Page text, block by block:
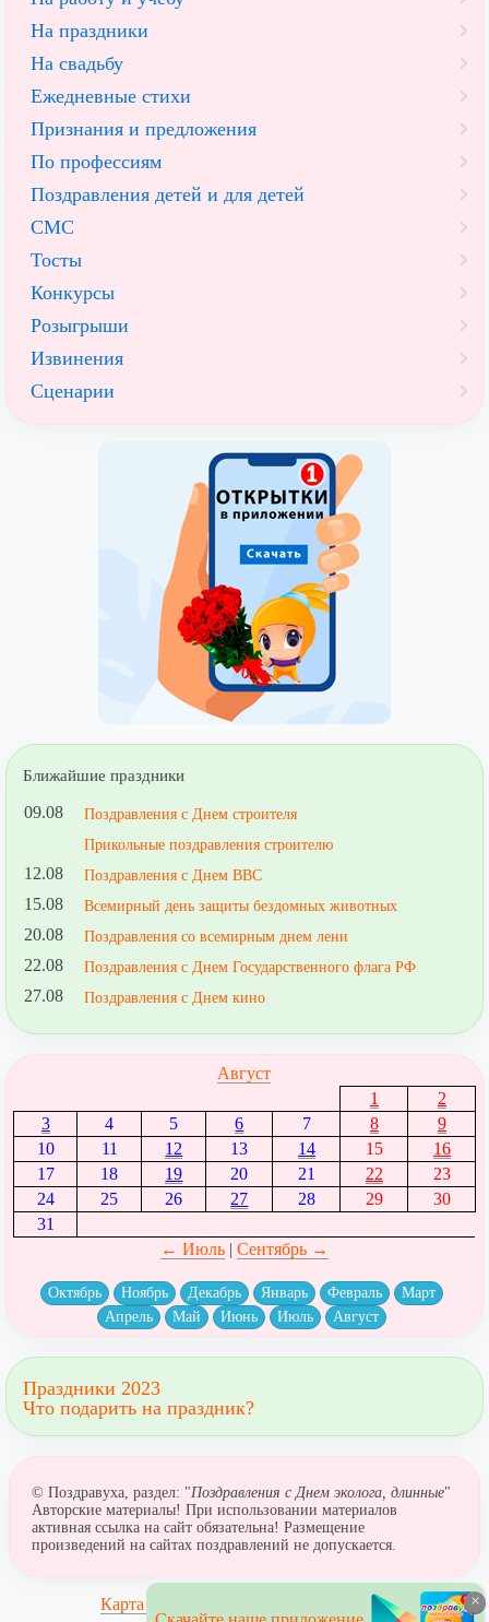
На праздники
На свадьбу
Ежедневные стихи
Признания и предложения
По профессиям
Поздравления детей и для детей
СМС
Тосты
Конкурсы
Розыгрыши
Извинения
Сценарии
Ближайшие праздники
09.08
Поздравления с Днем строителя
Прикольные поздравления строителю
12.08 Поздравления с Днем ВВС
15.08 Всемирный день защиты бездомных животных
20.08 Поздравления со всемирным днем лени
22.08 Поздравления с Днем Государственного флага РФ
27.08 Поздравления с Днем кино
Август
1
2
3
4 5 6 7 8
9
10
11 12 13 14 15
16
17
18 19 20 21 22
23
24
25 26 27 28 29
30
31
← Июль| Сентябрь →
Октябрь Ноябрь Декабрь Январь Февраль
Март
Апрель
Май Июнь Июль Август
Праздники 2023
Что подарить на праздник?
© Поздравуха, раздел: "Поздравления с Днем эколога, длинные"
Авторские материалы! При использовании материалов
активная ссылка на сайт обязательна! Размещение
произведений на сайтах поздравлений не допускается.
Карта сайта
×